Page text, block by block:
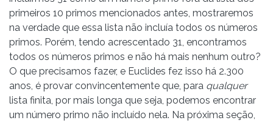
primeiros 10 primos mencionados antes, mostraremos
na verdade que essa lista não incluía todos os números
primos. Porém, tendo acrescentado 31, encontramos
todos os números primos e não há mais nenhum outro?
O que precisamos fazer, e Euclides fez isso há 2.300
anos, é provar convincentemente que, para qualquer
lista finita, por mais longa que seja, podemos encontrar
um número primo não incluído nela. Na próxima seção,